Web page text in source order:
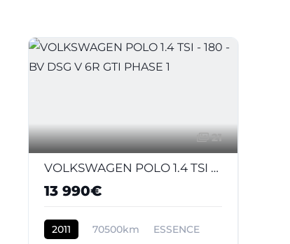
21
VOLKSWAGEN POLO 1.4 TSI - 180 - BV DSG V 6R GTI PHASE 1
13 990€
2011 70500km ESSENCE